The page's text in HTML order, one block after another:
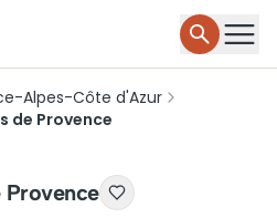
Alpes-Côte d'Azur
de Provence
Provence